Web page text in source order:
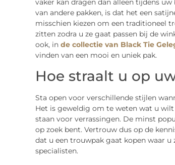
vaker kan dragen dan alleen tijdens
van andere pakken, is dat het een
misschien kiezen om een traditioneel
zitten zodra u ze gaat passen bij de
ook, in de collectie van Black Tie
vinden van een mooi en uniek pak.
Hoe straalt u op
Sta open voor verschillende stijlen
Het is geweldig om te weten wat u
staan voor verrassingen. De minst
op zoek bent. Vertrouw dus op de
dat u een trouwpak gaat kopen waar u
specialisten.